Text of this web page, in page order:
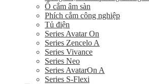
Ổ cắm âm sàn
Phích cắm công nghiệp
Tủ điện
Series Avatar On
Series Zencelo A
Series Vivance
Series Neo
Series AvatarOn A
Series S-Flexi